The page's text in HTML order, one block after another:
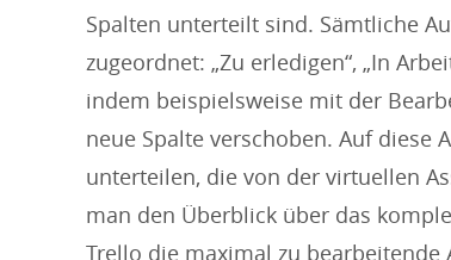
Spalten unterteilt sind. Sämtliche
zugeordnet: „Zu erledigen“, „In
indem beispielsweise mit der
neue Spalte verschoben. Auf diese
unterteilen, die von der virtuellen
man den Überblick über das
Trello die maximal zu bearbeitende